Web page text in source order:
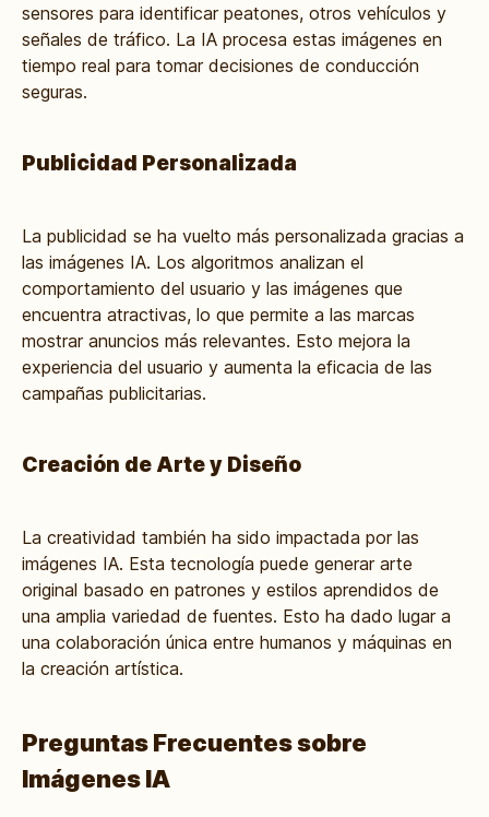
sensores para identificar peatones, otros vehículos y
señales de tráfico. La IA procesa estas imágenes en
tiempo real para tomar decisiones de conducción
seguras.
Publicidad Personalizada
La publicidad se ha vuelto más personalizada gracias a
las imágenes IA. Los algoritmos analizan el
comportamiento del usuario y las imágenes que
encuentra atractivas, lo que permite a las marcas
mostrar anuncios más relevantes. Esto mejora la
experiencia del usuario y aumenta la eficacia de las
campañas publicitarias.
Creación de Arte y Diseño
La creatividad también ha sido impactada por las
imágenes IA. Esta tecnología puede generar arte
original basado en patrones y estilos aprendidos de
una amplia variedad de fuentes. Esto ha dado lugar a
una colaboración única entre humanos y máquinas en
la creación artística.
Preguntas Frecuentes sobre
Imágenes IA